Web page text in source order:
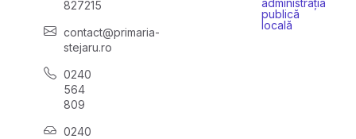
827215
contact@primaria-
stejaru.ro
0240
564
809
0240
administrația
publică
locală